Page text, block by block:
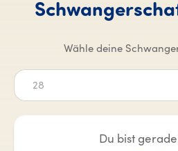
Wähle deine
28
Du bist